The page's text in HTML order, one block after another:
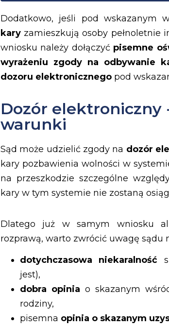
Dodatkowo, jeśli pod wskazanym
kary zamieszkują osoby pełnoletnie
wniosku należy dołączyć pisemne
wyrażeniu zgody na odbywanie
dozoru elektronicznego pod
Dozór elektroniczny
warunki
Sąd może udzielić zgody na dozór
kary pozbawienia wolności w
na przeszkodzie szczególne
kary w tym systemie nie zostaną
Dlatego już w samym wniosku
rozprawą, warto zwrócić uwagę sądu
dotychczasowa niekaralność
jest),
dobra opinia o skazanym
rodziny,
pisemna opinia o skazanym